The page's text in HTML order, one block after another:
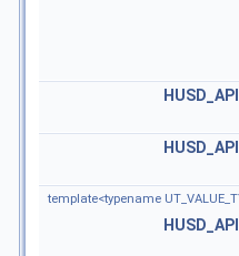
HUSD_API
HUSD_API
template<typename
HUSD_API